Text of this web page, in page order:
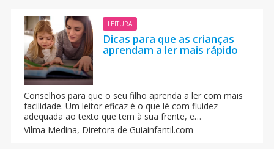
está fazendo e assim poder buscar uma solução para o
problema.
LEITURA
Dicas para que as crianças
aprendam a ler mais rápido
Conselhos para que o seu filho aprenda a ler com mais
facilidade. Um leitor eficaz é o que lê com fluidez
adequada ao texto que tem à sua frente, e
compreendendo o que está lendo. A gente dá algumas
dicas para que você incentive ao seu filho para que
Vilma Medina, Diretora de Guiainfantil.com